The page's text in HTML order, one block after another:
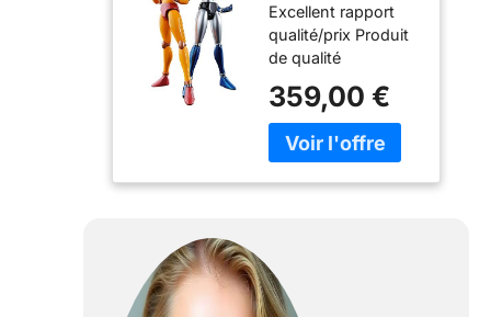
Mazinger Z
Figurines
Diecast Soul of
Chogokin GX-
08R Aphrodai A
vs GX-09R
Minerva X 16
Excellent rapport
qualité/prix Produit
de qualité
359,00 €